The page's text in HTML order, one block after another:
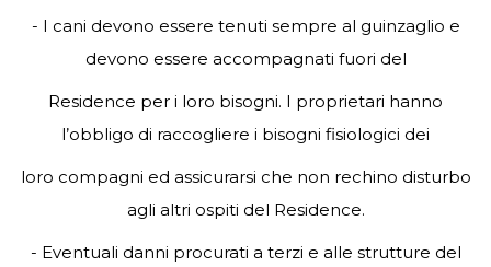
- I cani devono essere tenuti sempre al guinzaglio e
devono essere accompagnati fuori del
Residence per i loro bisogni. I proprietari hanno
l’obbligo di raccogliere i bisogni fisiologici dei
loro compagni ed assicurarsi che non rechino disturbo
agli altri ospiti del Residence.
- Eventuali danni procurati a terzi e alle strutture del